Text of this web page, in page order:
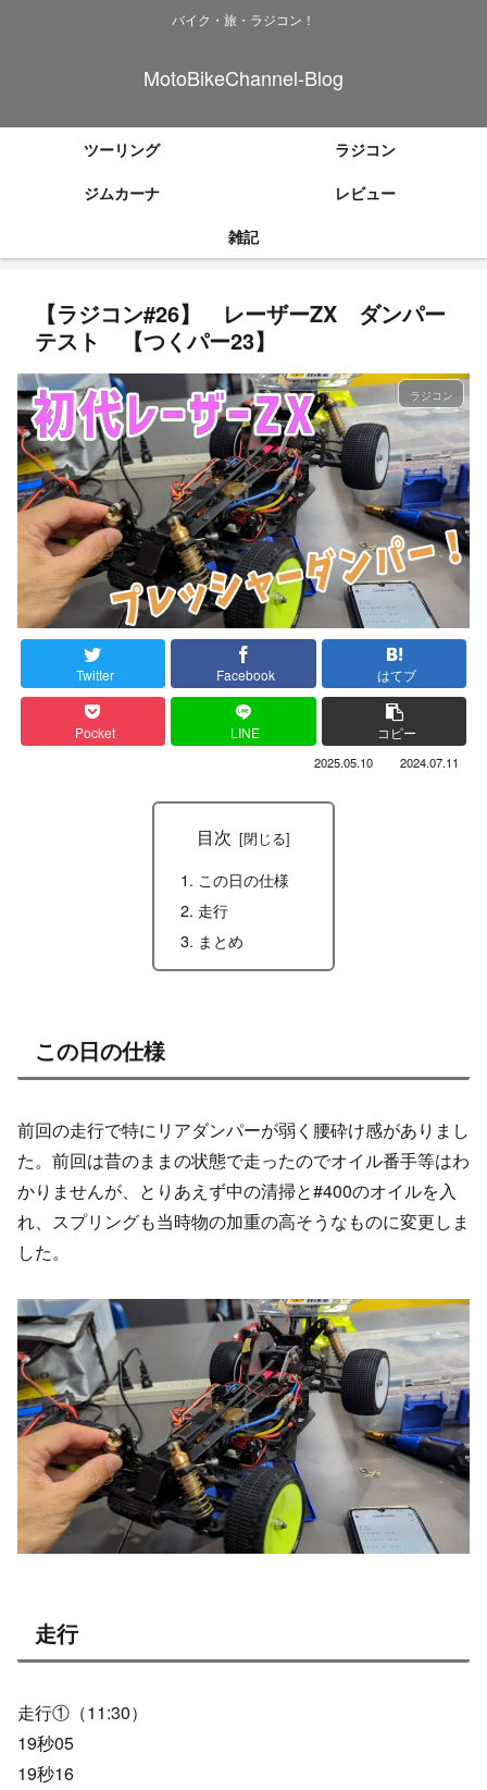
バイク・旅・ラジコン！
MotoBikeChannel-Blog
ツーリング
ラジコン
ジムカーナ
レビュー
雑記
【ラジコン#26】 レーザーZX ダンパー
テスト 【つくパー23】
ラジコン
Twitter Facebook はてブ
Pocket LINE コピー
2025.05.10 2024.07.11
目次
この日の仕様
走行
まとめ
この日の仕様
前回の走行で特にリアダンパーが弱く腰砕け感がありまし
た。前回は昔のままの状態で走ったのでオイル番手等はわ
かりませんが、とりあえず中の清掃と#400のオイルを入
れ、スプリングも当時物の加重の高そうなものに変更しま
した。
走行
走行①（11:30）
19秒05
19秒16